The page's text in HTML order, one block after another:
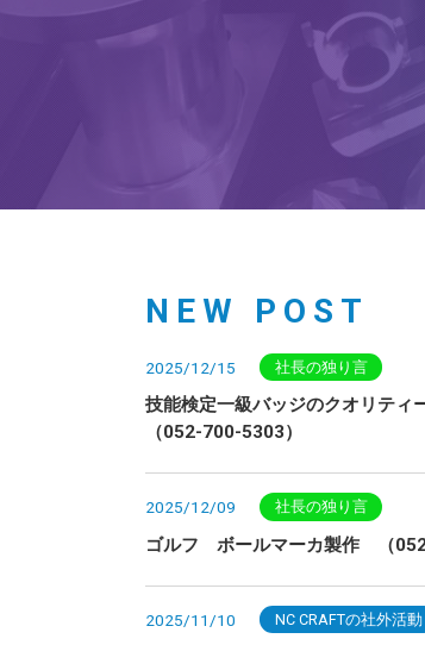
NEW POST
2025/12/15 社長の独り言
技能検定一級バッジのクオリティ
（052-700-5303）
2025/12/09 社長の独り言
ゴルフ ボールマーカ製作 （
2025/11/10 NC CRAFTの社外活動